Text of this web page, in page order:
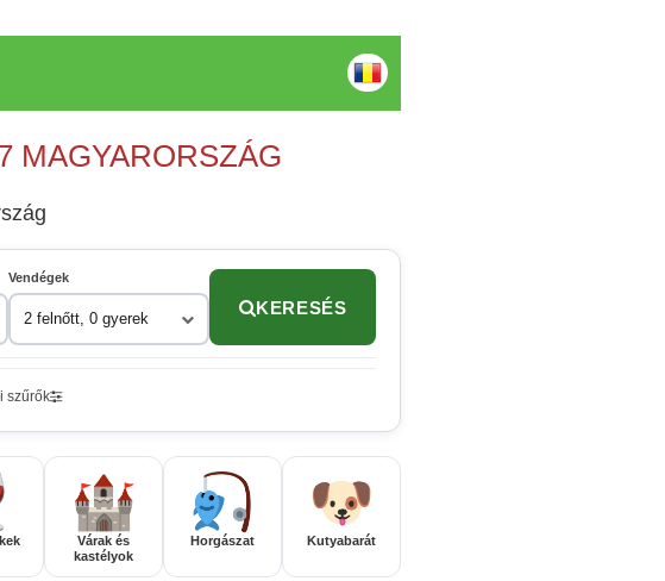
MAGYARORSZÁG
Vendégek
2 felnőtt, 0 gyerek
KERESÉS
szűrők
Várak és
kastélyok
Horgászat Kutyabarát